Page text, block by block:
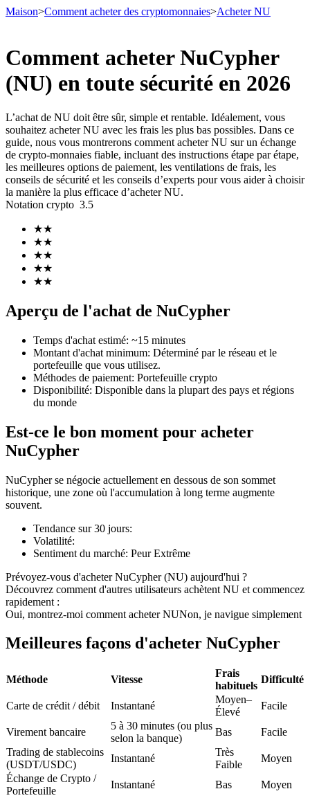
Contrats à terme
Futures utilisant l'USDT comme garantie
Futures COIN-M
Contrats à terme sur crypto-monnaie
TradFi
Produits dérivés sur actions, forex, métaux précieux et matières
premières
Futures USDC
Maison>Comment acheter des cryptomonnaies>Acheter NU
Comment acheter NuCypher
(NU) en toute sécurité en 2026
L’achat de NU doit être sûr, simple et rentable. Idéalement, vous
souhaitez acheter NU avec les frais les plus bas possibles. Dans ce
guide, nous vous montrerons comment acheter NU sur un échange
de crypto-monnaies fiable, incluant des instructions étape par étape,
les meilleures options de paiement, les ventilations de frais, les
conseils de sécurité et les conseils d’experts pour vous aider à choisir
la manière la plus efficace d’acheter NU.
Notation crypto 3.5
★★
★★
★★
★★
★★
Aperçu de l'achat de NuCypher
Temps d'achat estimé: ~15 minutes
Montant d'achat minimum: Déterminé par le réseau et le
portefeuille que vous utilisez.
Méthodes de paiement: Portefeuille crypto
Disponibilité: Disponible dans la plupart des pays et régions
du monde
Est-ce le bon moment pour acheter
NuCypher
NuCypher se négocie actuellement en dessous de son sommet
historique, une zone où l'accumulation à long terme augmente
souvent.
Tendance sur 30 jours:
Volatilité:
Sentiment du marché: Peur Extrême
Prévoyez-vous d'acheter NuCypher (NU) aujourd'hui ?
Découvrez comment d'autres utilisateurs achètent NU et commencez
rapidement :
Oui, montrez-moi comment acheter NUNon, je navigue simplement
Meilleures façons d'acheter NuCypher
Méthode Vitesse
Frais
habituels
Difficulté
Carte de crédit / débit Instantané
Moyen–
Élevé
Facile
Virement bancaire
5 à 30 minutes (ou plus
selon la banque)
Bas
Facile
Trading de stablecoins
(USDT/USDC)
Instantané
Très
Faible
Moyen
Échange de Crypto /
Portefeuille
Instantané Bas Moyen